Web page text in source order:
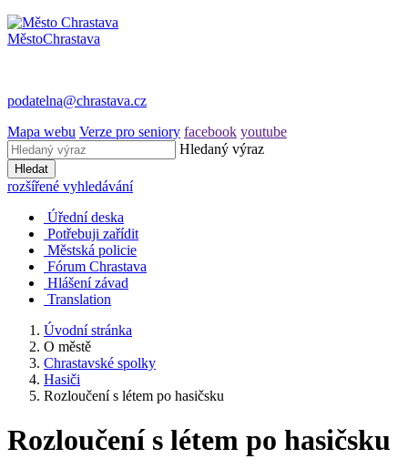
MěstoChrastava
podatelna@chrastava.cz
Mapa webu Verze pro seniory facebook youtube
Hledaný výraz
Hledat
rozšířené vyhledávání
Úřední deska
Potřebuji zařídit
Městská policie
Fórum Chrastava
Hlášení závad
Translation
Úvodní stránka
O městě
Chrastavské spolky
Hasiči
Rozloučení s létem po hasičsku
Rozloučení s létem po hasičsku